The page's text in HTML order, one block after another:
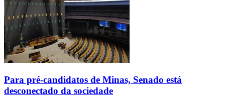
Para pré-candidatos de Minas, Senado está
desconectado da sociedade